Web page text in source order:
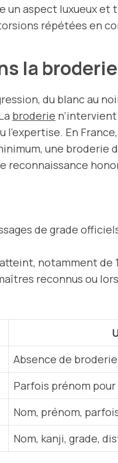
un aspect luxueux et
répétées en
la broderie
du blanc au
broderie
En
une broderie
reconnaissance
de grade
notamment de
reconnus ou
Absence de
Parfois prénom
Nom, prénom,
Nom, kanji, grade,